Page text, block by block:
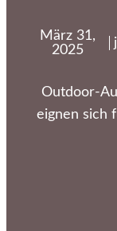
März 31,
2025
Outdoor-
eignen sich